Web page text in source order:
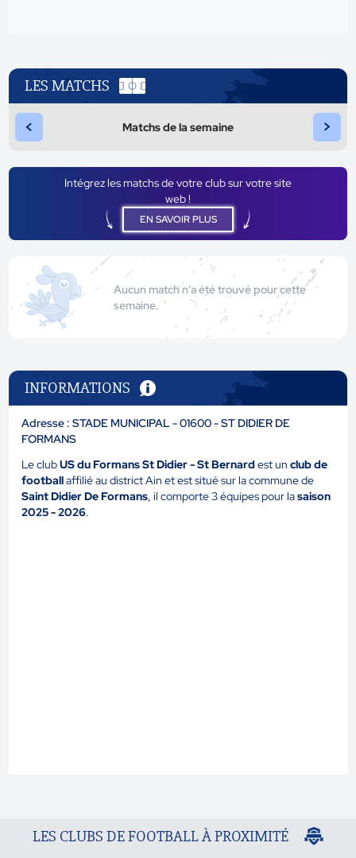
LES MATCHS
< Matchs de la semaine >
Intégrez les matchs de votre club sur votre site
web !
EN SAVOIR PLUS
Aucun match n'a été trouvé pour cette
semaine.
INFORMATIONS
Adresse : STADE MUNICIPAL - 01600 - ST DIDIER DE
FORMANS
Le clubUS du Formans St Didier - St Bernardest unclub de
footballaffilié au district Ain et est situé sur la commune de
Saint Didier De Formans, il comporte 3 équipes pour lasaison
2025 - 2026.
LES CLUBS DE FOOTBALL À PROXIMITÉ